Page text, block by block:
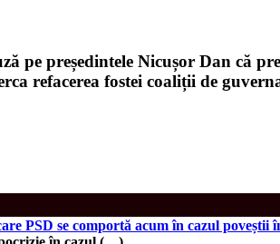
pe președintele Nicușor Dan că
refacerea fostei coaliții de
PSD se comportă acum în cazul